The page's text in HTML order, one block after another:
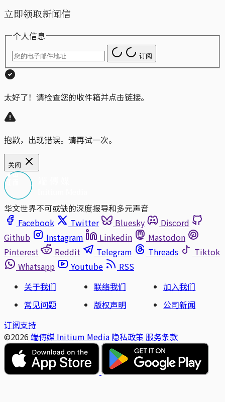
立即领取新闻信
个人信息
订阅
太好了！请检查您的收件箱并点击链接。
抱歉，出现错误。请再试一次。
关闭
华文世界不可或缺的深度报导和多元声音
Facebook
Twitter Bluesky
Discord
Github
Instagram Linkedin
Mastodon
Pinterest
Reddit Telegram Threads
Tiktok
Whatsapp
Youtube
RSS
关于我们
联络我们
加入我们
常见问题
版权声明
公司新闻
订阅支持
©2026 端傳媒 Initium Media 隐私政策 服务条款